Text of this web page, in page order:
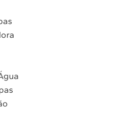
assistência técnica